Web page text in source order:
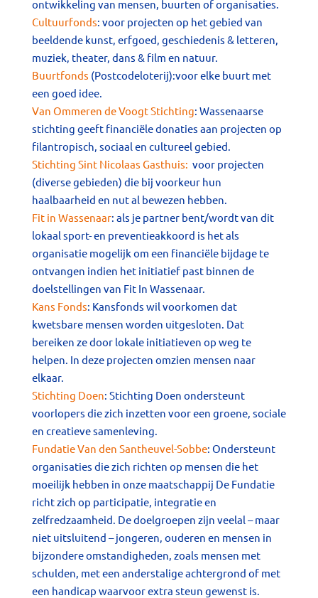
ontwikkeling van mensen, buurten of organisaties.
Cultuurfonds: voor projecten op het gebied van
beeldende kunst, erfgoed, geschiedenis & letteren,
muziek, theater, dans & film en natuur.
Buurtfonds (Postcodeloterij):voor elke buurt met
een goed idee.
Van Ommeren de Voogt Stichting: Wassenaarse
stichting geeft financiële donaties aan projecten op
filantropisch, sociaal en cultureel gebied.
Stichting Sint Nicolaas Gasthuis: voor projecten
(diverse gebieden) die bij voorkeur hun
haalbaarheid en nut al bewezen hebben.
Fit in Wassenaar: als je partner bent/wordt van dit
lokaal sport- en preventieakkoord is het als
organisatie mogelijk om een financiële bijdage te
ontvangen indien het initiatief past binnen de
doelstellingen van Fit In Wassenaar.
Kans Fonds: Kansfonds wil voorkomen dat
kwetsbare mensen worden uitgesloten. Dat
bereiken ze door lokale initiatieven op weg te
helpen. In deze projecten omzien mensen naar
elkaar.
Stichting Doen: Stichting Doen ondersteunt
voorlopers die zich inzetten voor een groene, sociale
en creatieve samenleving.
Fundatie Van den Santheuvel-Sobbe: Ondersteunt
organisaties die zich richten op mensen die het
moeilijk hebben in onze maatschappij De Fundatie
richt zich op participatie, integratie en
zelfredzaamheid. De doelgroepen zijn veelal – maar
niet uitsluitend – jongeren, ouderen en mensen in
bijzondere omstandigheden, zoals mensen met
schulden, met een anderstalige achtergrond of met
een handicap waarvoor extra steun gewenst is.